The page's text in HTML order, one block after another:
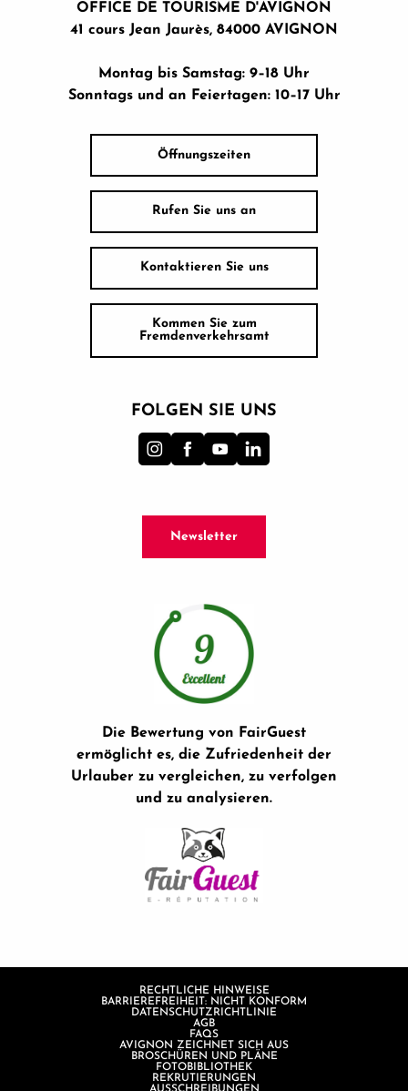
OFFICE DE TOURISME D'AVIGNON
41 cours Jean Jaurès, 84000 AVIGNON
Montag bis Samstag: 9–18 Uhr
Sonntags und an Feiertagen: 10–17 Uhr
Öffnungszeiten
Rufen Sie uns an
Kontaktieren Sie uns
Kommen Sie zum
Fremdenverkehrsamt
FOLGEN SIE UNS
Newsletter
Die Bewertung von FairGuest
ermöglicht es, die Zufriedenheit der
Urlauber zu vergleichen, zu verfolgen
und zu analysieren.
RECHTLICHE HINWEISE
BARRIEREFREIHEIT: NICHT KONFORM
DATENSCHUTZRICHTLINIE
AGB
FAQS
AVIGNON ZEICHNET SICH AUS
BROSCHÜREN UND PLÄNE
FOTOBIBLIOTHEK
REKRUTIERUNGEN